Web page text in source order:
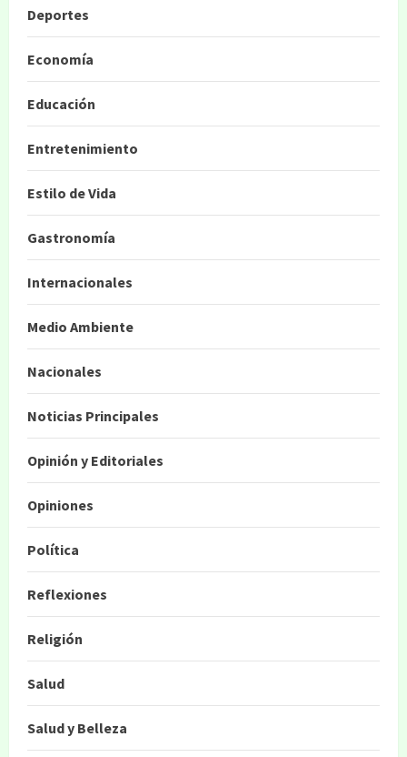
Deportes
Economía
Educación
Entretenimiento
Estilo de Vida
Gastronomía
Internacionales
Medio Ambiente
Nacionales
Noticias Principales
Opinión y Editoriales
Opiniones
Política
Reflexiones
Religión
Salud
Salud y Belleza